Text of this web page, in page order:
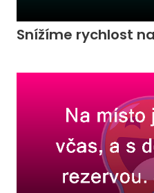
Snížíme rychlost